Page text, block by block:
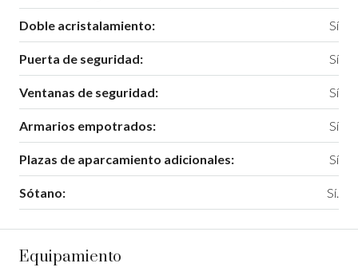
Doble acristalamiento: Sí
Puerta de seguridad: Sí
Ventanas de seguridad: Sí
Armarios empotrados: Sí
Plazas de aparcamiento adicionales: Sí
Sótano: Sí.
Equipamiento